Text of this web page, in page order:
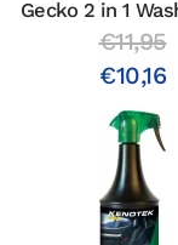
Gecko 2 in 1
€11,95
€10,16